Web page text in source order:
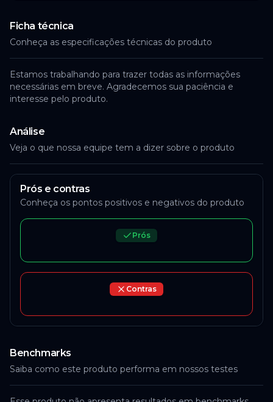
Ficha técnica
Conheça as especificações técnicas do produto
Estamos trabalhando para trazer todas as informações
necessárias em breve. Agradecemos sua paciência e
interesse pelo produto.
Análise
Veja o que nossa equipe tem a dizer sobre o produto
Prós e contras
Conheça os pontos positivos e negativos do produto
Prós
Contras
Benchmarks
Saiba como este produto performa em nossos testes